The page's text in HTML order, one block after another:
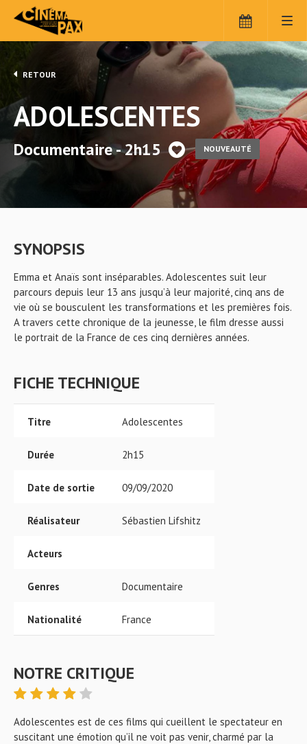
RETOUR
ADOLESCENTES
Documentaire - 2h15 NOUVEAUTÉ
SYNOPSIS
Emma et Anaïs sont inséparables. Adolescentes suit leur
parcours depuis leur 13 ans jusqu’à leur majorité, cinq ans de
vie où se bousculent les transformations et les premières fois.
A travers cette chronique de la jeunesse, le film dresse aussi
le portrait de la France de ces cinq dernières années.
FICHE TECHNIQUE
Titre Adolescentes
Durée 2h15
Date de sortie 09/09/2020
Réalisateur Sébastien Lifshitz
Acteurs
Genres Documentaire
Nationalité France
NOTRE CRITIQUE
Adolescentes est de ces films qui cueillent le spectateur en
suscitant une émotion qu’il ne voit pas venir, charmé par la